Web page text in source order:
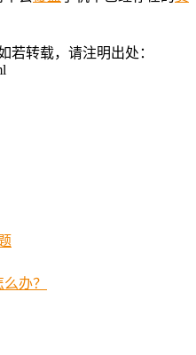
若转载，请注明出处：
办？